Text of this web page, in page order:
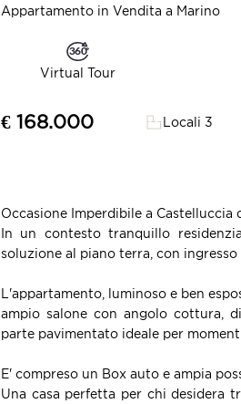
Appartamento in Vendita a Marino
Virtual Tour
€ 168.000 Locali 3
Occasione Imperdibile a Castelluccia
In un contesto tranquillo
soluzione al piano terra, con ingresso
L'appartamento, luminoso e ben
ampio salone con angolo cottura,
parte pavimentato ideale per
E' compreso un Box auto e ampia
Una casa perfetta per chi desidera